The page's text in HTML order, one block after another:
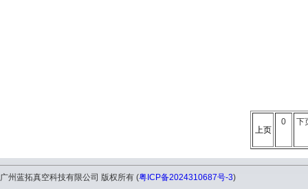
上页
0 下
广州蓝拓真空科技有限公司 版权所有 (粤ICP备2024310687号-3)